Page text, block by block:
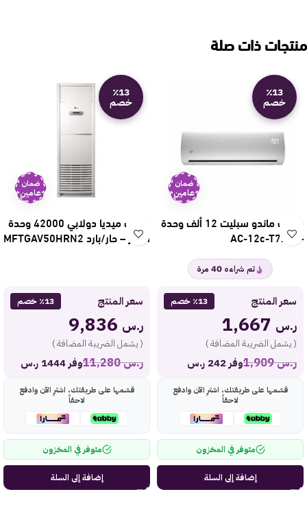
منتجات ذات صلة
٪13
خصم
ضمان
عامين
مكيف ماندو سبليت 12 ألف وحدة
– باردAC-12c-T7
تم شراءه 40 مرة
سعر المنتج ٪13 خصم
ر.س
( يشمل الضريبة المضافة )
ر.س1,909 وفر 242 ر.س
قسّمها على طريقتك، اشترِ الآن وادفع
لاحقاً
متوفر في المخزون
إضافة إلى السلة
٪13
خصم
ضمان
عامين
مكيف ميديا دولابي 42000 وحدة
انفرتر – حار/بارد MFTGAV50HRN2
سعر المنتج ٪13 خصم
ر.س
( يشمل الضريبة المضافة )
ر.س11,280 وفر 1444 ر.س
قسّمها على طريقتك، اشترِ الآن وادفع
لاحقاً
متوفر في المخزون
إضافة إلى السلة